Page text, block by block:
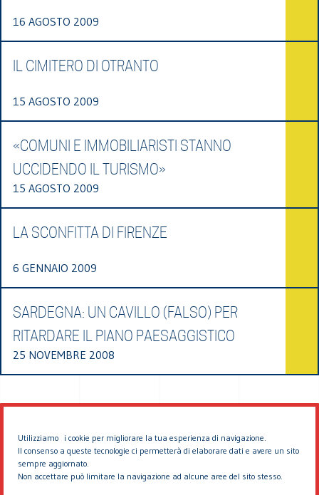
Utilizziamo i cookie per migliorare la tua esperienza di navigazione.
Il consenso a queste tecnologie ci permetterà di elaborare dati e avere un sito
sempre aggiornato.
Non accettare può limitare la navigazione ad alcune aree del sito stesso.
16 AGOSTO 2009
IL CIMITERO DI OTRANTO
15 AGOSTO 2009
«COMUNI E IMMOBILIARISTI STANNO
UCCIDENDO IL TURISMO»
15 AGOSTO 2009
LA SCONFITTA DI FIRENZE
6 GENNAIO 2009
SARDEGNA: UN CAVILLO (FALSO) PER
RITARDARE IL PIANO PAESAGGISTICO
25 NOVEMBRE 2008